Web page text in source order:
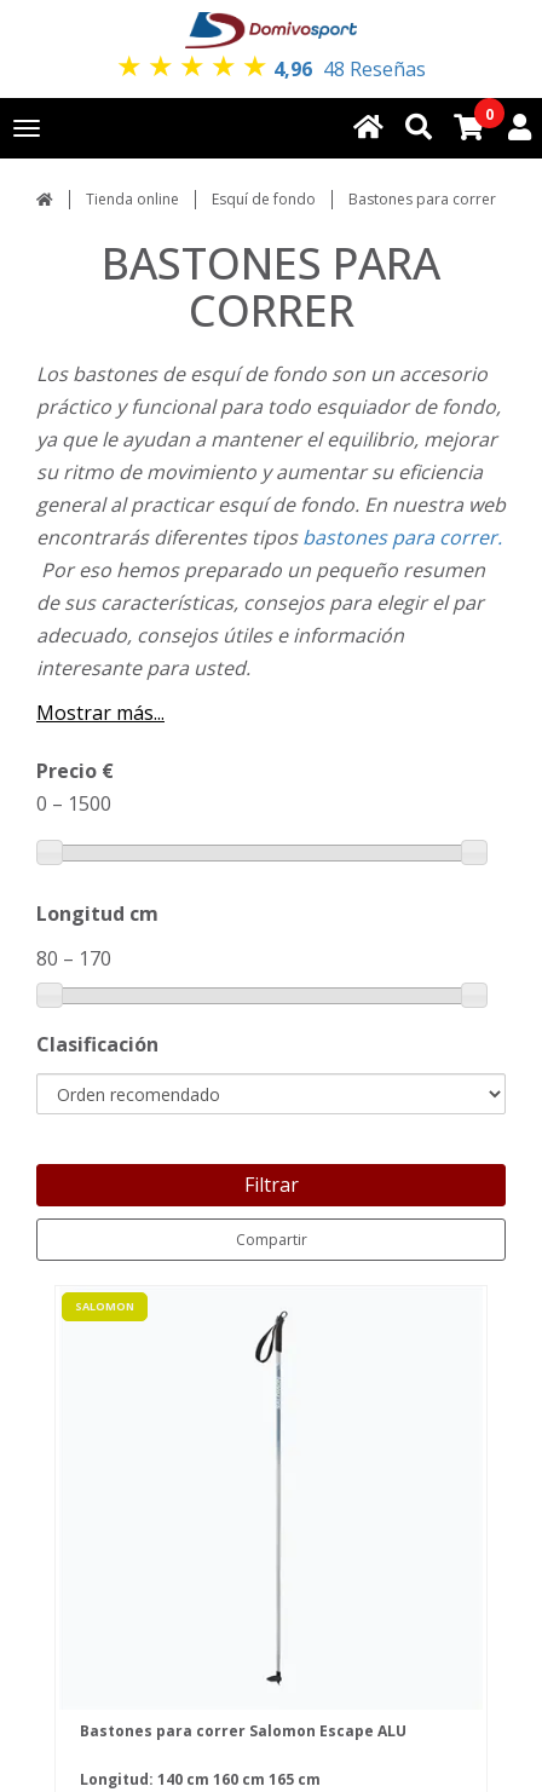
★ ★ ★ ★ ★ 4,96 48 Reseñas
Toggle
navigation
0
Tienda online Esquí de fondo Bastones para correr
BASTONES PARA
CORRER
Los bastones de esquí de fondo son un accesorio
práctico y funcional para todo esquiador de fondo,
ya que le ayudan a mantener el equilibrio, mejorar
su ritmo de movimiento y aumentar su eficiencia
general al practicar esquí de fondo. En nuestra web
encontrarás diferentes tiposbastones para correr.
Por eso hemos preparado un pequeño resumen
de sus características, consejos para elegir el par
adecuado, consejos útiles e información
interesante para usted.
Mostrar más...
Precio €
0 – 1500
Longitud cm
80 – 170
Clasificación
Filtrar
Compartir
SALOMON
Bastones para correr Salomon Escape ALU
Longitud: 140 cm 160 cm 165 cm